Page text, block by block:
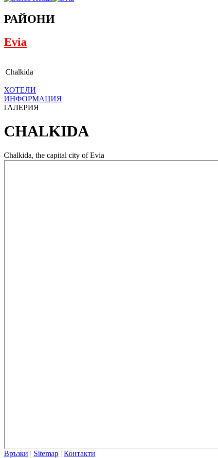
РАЙОНИ
Evia
Chalkida
ХОТЕЛИ
ИНФОРМАЦИЯ
ГАЛЕРИЯ
CHALKIDA
Chalkida, the capital city of Evia
Връзки | Sitemap | Контакти